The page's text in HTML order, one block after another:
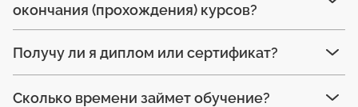
окончания (прохождения) курсов?
Получу ли я диплом или сертификат?
Сколько времени займет обучение?